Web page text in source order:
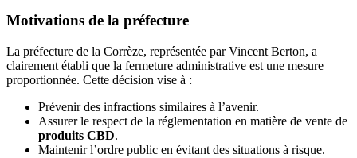
Motivations de la préfecture
La préfecture de la Corrèze, représentée par Vincent Berton, a
clairement établi que la fermeture administrative est une mesure
proportionnée. Cette décision vise à :
Prévenir des infractions similaires à l’avenir.
Assurer le respect de la réglementation en matière de vente de
produits CBD.
Maintenir l’ordre public en évitant des situations à risque.